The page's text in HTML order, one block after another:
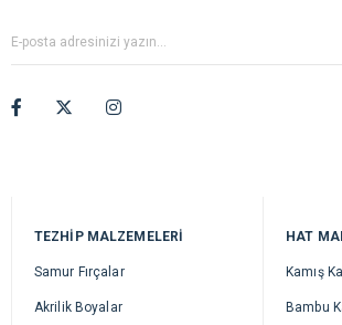
TEZHİP MALZEMELERİ
Samur Fırçalar
Akrilik Boyalar
HAT
Kamış
Bambu